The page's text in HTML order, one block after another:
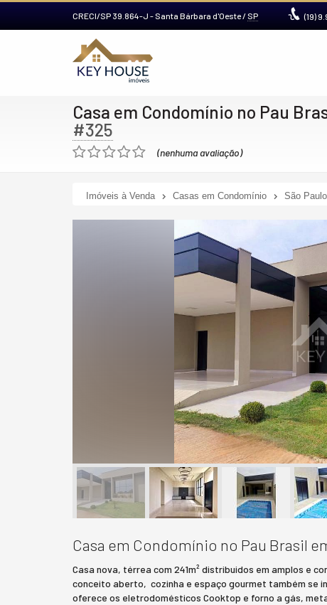
CRECI/SP 39.864-J - Santa Bárbara d'Oeste / SP (19)
Casa em Condomínio no Pau
#325
(nenhuma avaliação)
Imóveis à Venda Casas em Condomínio São Paulo
Casa em Condomínio no Pau Brasil
Casa nova, térrea com 241m² distribuidos em amplos e
conceito aberto, cozinha e espaço gourmet também se
oferece os eletrodomésticos Cooktop e forno a gás,